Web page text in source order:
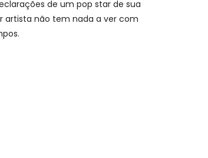
de um pop star de sua
artista não tem nada a ver com